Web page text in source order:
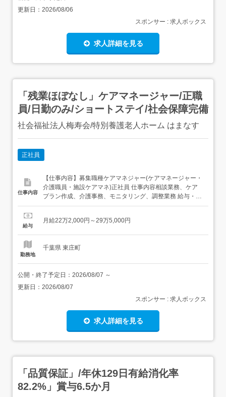
更新日： 2026/08/06
スポンサー : 求人ボックス
求人詳細を見る
「残業ほぼなし」ケアマネージャー/正職
員/日勤のみ/ショートステイ/社会保障完備
社会福祉法人梅寿会/特別養護老人ホーム はまなす
正社員
仕事内容
【仕事内容】募集職種ケアマネジャー(ケアマネージャー・
介護職員・施設ケアマネ)正社員 仕事内容相談業務、ケア
プラン作成、介護事務、モニタリング、調整業務 給与・手
当<給与>月給222,000〜295,000円<基本給>160,000〜
額:12,000円管理職手当:20,000〜30,000円職種勤務...
給与
月給22万2,000円～29万5,000円
勤務地
千葉県 東庄町
公開・終了予定日： 2026/08/07 ～
更新日： 2026/08/07
スポンサー : 求人ボックス
求人詳細を見る
「品質保証」/年休129日有給消化率
82.2%」賞与6.5か月